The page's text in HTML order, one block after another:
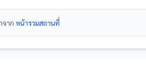
าก หน้ารวมสถานที่